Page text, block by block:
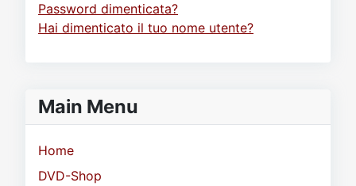
Password dimenticata?
Hai dimenticato il tuo nome utente?
Main Menu
Home
DVD-Shop